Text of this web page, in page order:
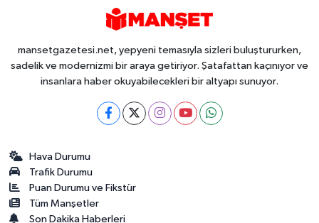
mansetgazetesi.net, yepyeni temasıyla sizleri buluştururken,
sadelik ve modernizmi bir araya getiriyor. Şatafattan kaçınıyor ve
insanlara haber okuyabilecekleri bir altyapı sunuyor.
Hava Durumu
Trafik Durumu
Puan Durumu ve Fikstür
Tüm Manşetler
Son Dakika Haberleri